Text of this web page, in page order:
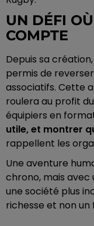
UN DÉFI
COMPTE
Depuis sa
permis de
associatifs. Cette
roulera au profit
équipiers en
utile, et montrer
rappellent les
Une aventure
chrono, mais
une société plus
richesse et non un